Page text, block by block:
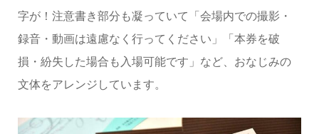
字が！注意書き部分も凝っていて「会場内での撮影・
録音・動画は遠慮なく行ってください」「本券を破
損・紛失した場合も入場可能です」など、おなじみの
文体をアレンジしています。